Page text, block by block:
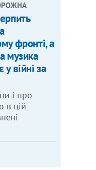
фронті, а
музика
війні за
і про
в цій